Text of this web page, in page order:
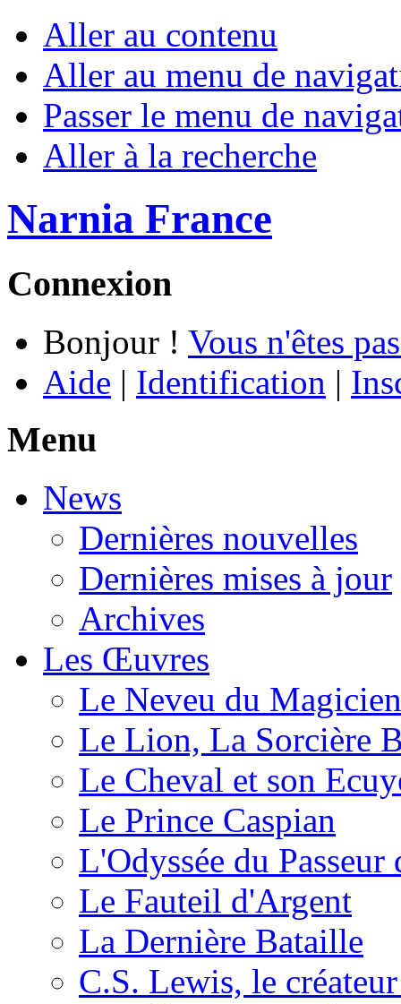
Aller au contenu
Aller au menu de
Passer le menu de
Aller à la recherche
Narnia France
Connexion
Bonjour ! Vous n'êtes
Aide | Identification |
Menu
News
Dernières nouvelles
Dernières mises à jour
Archives
Les Œuvres
Le Neveu du Magicien
Le Lion, La Sorcière
Le Cheval et son
Le Prince Caspian
L'Odyssée du
Le Fauteil d'Argent
La Dernière Bataille
C.S. Lewis, le